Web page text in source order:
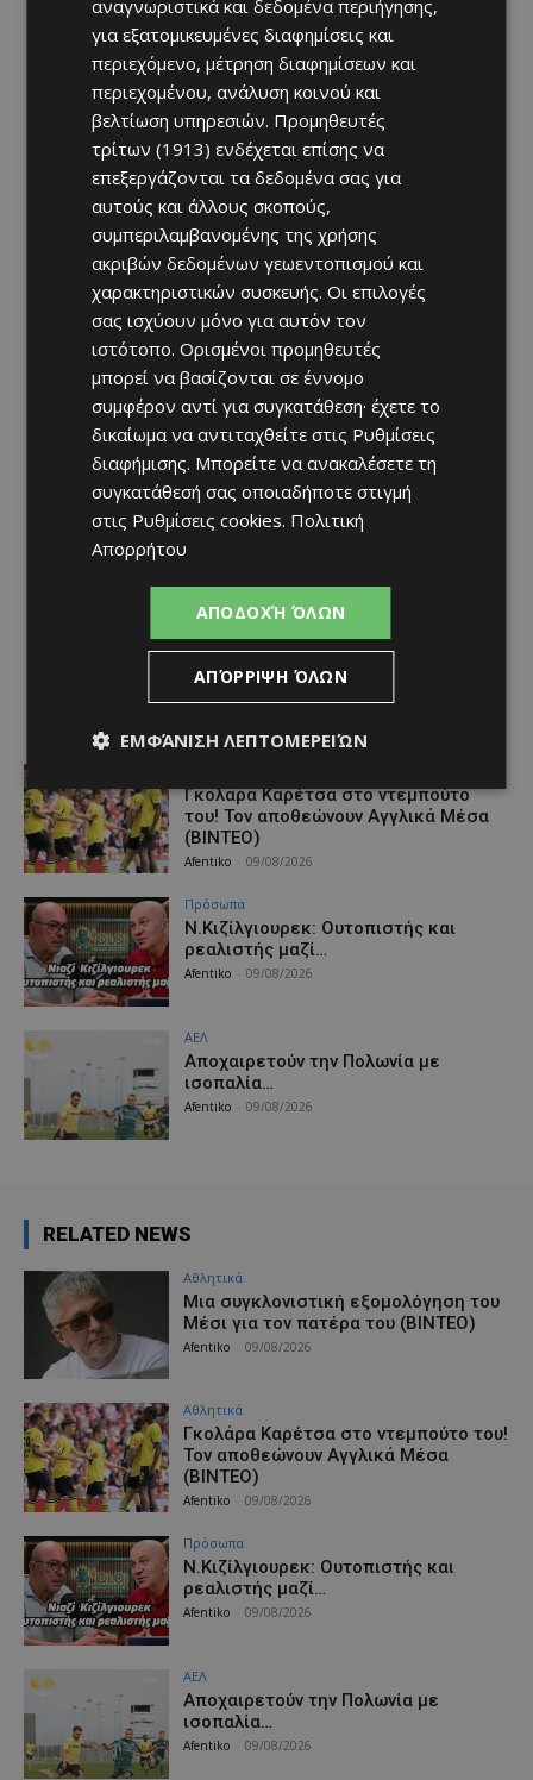
Γκολάρα Καρέτσα στο ντεμπούτο
του! Τον αποθεώνουν Αγγλικά Μέσα
(ΒΙΝΤΕΟ)
Afentiko 09/08/2026
Πρόσωπα
Ν.Κιζίλγιουρεκ: Ουτοπιστής και
ρεαλιστής μαζί…
Afentiko 09/08/2026
ΑΕΛ
Aποχαιρετούν την Πολωνία με
ισοπαλία…
Afentiko 09/08/2026
RELATED NEWS
Αθλητικά
Μια συγκλονιστική εξομολόγηση του
Μέσι για τον πατέρα του (ΒΙΝΤΕΟ)
Afentiko 09/08/2026
Αθλητικά
Γκολάρα Καρέτσα στο ντεμπούτο του!
Τον αποθεώνουν Αγγλικά Μέσα
(ΒΙΝΤΕΟ)
Afentiko 09/08/2026
Πρόσωπα
Ν.Κιζίλγιουρεκ: Ουτοπιστής και
ρεαλιστής μαζί…
Afentiko 09/08/2026
ΑΕΛ
Aποχαιρετούν την Πολωνία με
ισοπαλία…
Afentiko 09/08/2026
αναγνωριστικά και δεδομένα περιήγησης,
για εξατομικευμένες διαφημίσεις και
περιεχόμενο, μέτρηση διαφημίσεων και
περιεχομένου, ανάλυση κοινού και
βελτίωση υπηρεσιών. Προμηθευτές
τρίτων (1913) ενδέχεται επίσης να
επεξεργάζονται τα δεδομένα σας για
αυτούς και άλλους σκοπούς,
συμπεριλαμβανομένης της χρήσης
ακριβών δεδομένων γεωεντοπισμού και
χαρακτηριστικών συσκευής. Οι επιλογές
σας ισχύουν μόνο για αυτόν τον
ιστότοπο. Ορισμένοι προμηθευτές
μπορεί να βασίζονται σε έννομο
συμφέρον αντί για συγκατάθεση· έχετε το
δικαίωμα να αντιταχθείτε στις Ρυθμίσεις
διαφήμισης. Μπορείτε να ανακαλέσετε τη
συγκατάθεσή σας οποιαδήποτε στιγμή
στις Ρυθμίσεις cookies. Πολιτική
Απορρήτου
ΑΠΟΔΟΧΉ ΌΛΩΝ
ΑΠΌΡΡΙΨΗ ΌΛΩΝ
ΕΜΦΆΝΙΣΗ ΛΕΠΤΟΜΕΡΕΙΏΝ